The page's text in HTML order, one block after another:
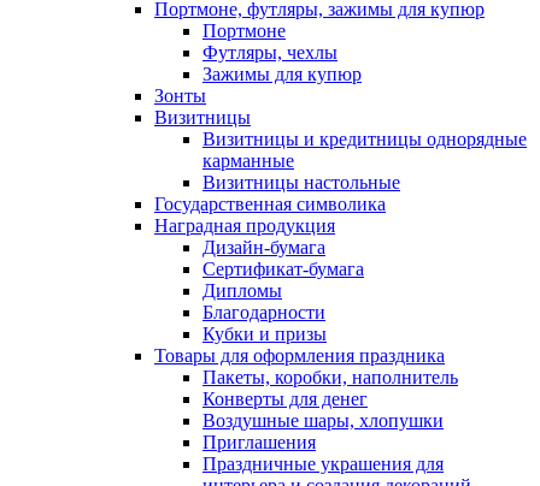
Портмоне, футляры, зажимы для купюр
Портмоне
Футляры, чехлы
Зажимы для купюр
Зонты
Визитницы
Визитницы и кредитницы однорядные
карманные
Визитницы настольные
Государственная символика
Наградная продукция
Дизайн-бумага
Сертификат-бумага
Дипломы
Благодарности
Кубки и призы
Товары для оформления праздника
Пакеты, коробки, наполнитель
Конверты для денег
Воздушные шары, хлопушки
Приглашения
Праздничные украшения для